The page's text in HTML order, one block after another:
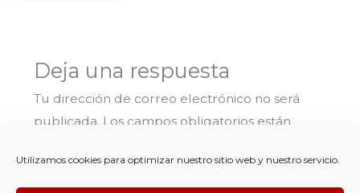
Utilizamos cookies para optimizar nuestro sitio web y nuestro servicio.
Deja una respuesta
Tu dirección de correo electrónico no será
publicada. Los campos obligatorios están
Comentario*